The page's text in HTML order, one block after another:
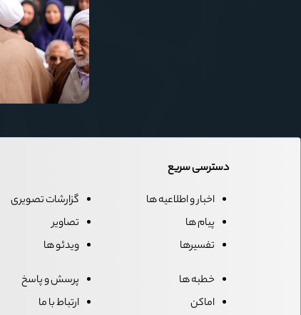
دسترسی سریع
اخبار و اطلاعیه ها
پیام ها
تفسیرها
گزارشات تصویری
تصاویر
ویدئو ها
خطبه ها
اماکن
پرسش و پاسخ
ارتباط با ما